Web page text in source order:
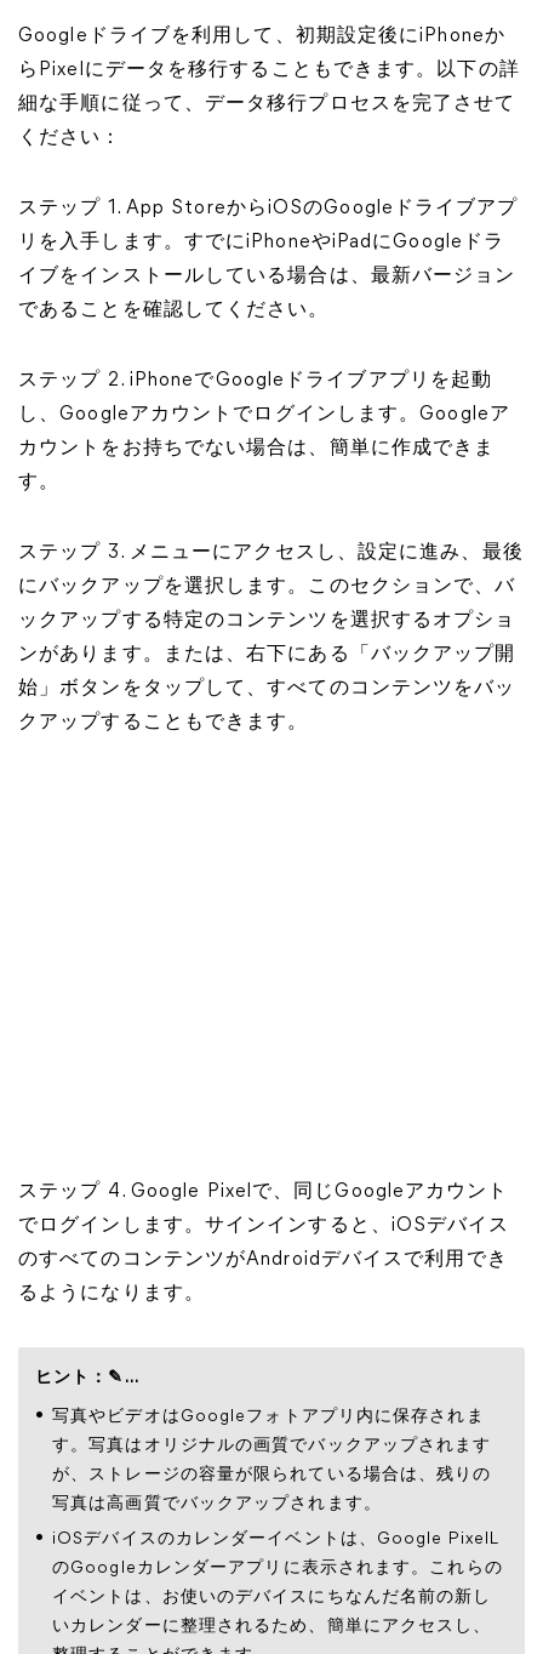
Googleドライブを利用して、初期設定後にiPhoneか
らPixelにデータを移行することもできます。以下の詳
細な手順に従って、データ移行プロセスを完了させて
ください：
ステップ 1. App StoreからiOSのGoogleドライブアプ
リを入手します。すでにiPhoneやiPadにGoogleドラ
イブをインストールしている場合は、最新バージョン
であることを確認してください。
ステップ 2. iPhoneでGoogleドライブアプリを起動
し、Googleアカウントでログインします。Googleア
カウントをお持ちでない場合は、簡単に作成できま
す。
ステップ 3. メニューにアクセスし、設定に進み、最後
にバックアップを選択します。このセクションで、バ
ックアップする特定のコンテンツを選択するオプショ
ンがあります。または、右下にある「バックアップ開
始」ボタンをタップして、すべてのコンテンツをバッ
クアップすることもできます。
ステップ 4. Google Pixelで、同じGoogleアカウント
でログインします。サインインすると、iOSデバイス
のすべてのコンテンツがAndroidデバイスで利用でき
るようになります。
ヒント：✎...
写真やビデオはGoogleフォトアプリ内に保存されま
す。写真はオリジナルの画質でバックアップされます
が、ストレージの容量が限られている場合は、残りの
写真は高画質でバックアップされます。
iOSデバイスのカレンダーイベントは、Google PixelL
のGoogleカレンダーアプリに表示されます。これらの
イベントは、お使いのデバイスにちなんだ名前の新し
いカレンダーに整理されるため、簡単にアクセスし、